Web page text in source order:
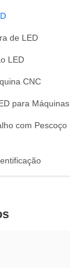
de LED
LED
CNC
para Máquinas
com Pescoço